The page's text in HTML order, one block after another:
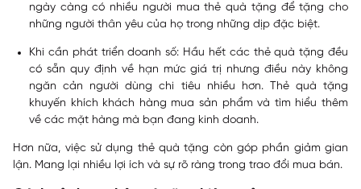
ngày càng có nhiều người mua thẻ quà tặng để tặng cho
những người thân yêu của họ trong những dịp đặc biệt.
Khi cần phát triển doanh số: Hầu hết các thẻ quà tặng đều
có sẵn quy định về hạn mức giá trị nhưng điều này không
ngăn cản người dùng chi tiêu nhiều hơn. Thẻ quà tặng
khuyến khích khách hàng mua sản phẩm và tìm hiểu thêm
về các mặt hàng mà bạn đang kinh doanh.
Hơn nữa, việc sử dụng thẻ quà tặng còn góp phần giảm gian
lận. Mang lại nhiều lợi ích và sự rõ ràng trong trao đổi mua bán.